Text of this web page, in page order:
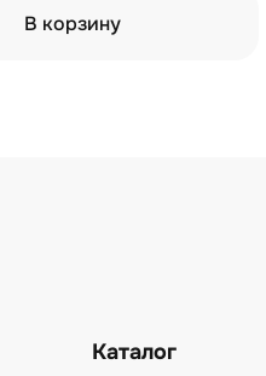
В корзину
Каталог